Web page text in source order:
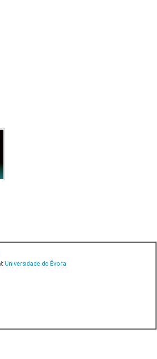
Universidade de Évora